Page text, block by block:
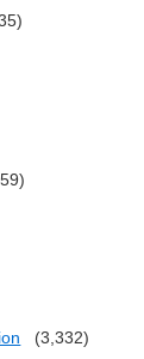
(3,332)